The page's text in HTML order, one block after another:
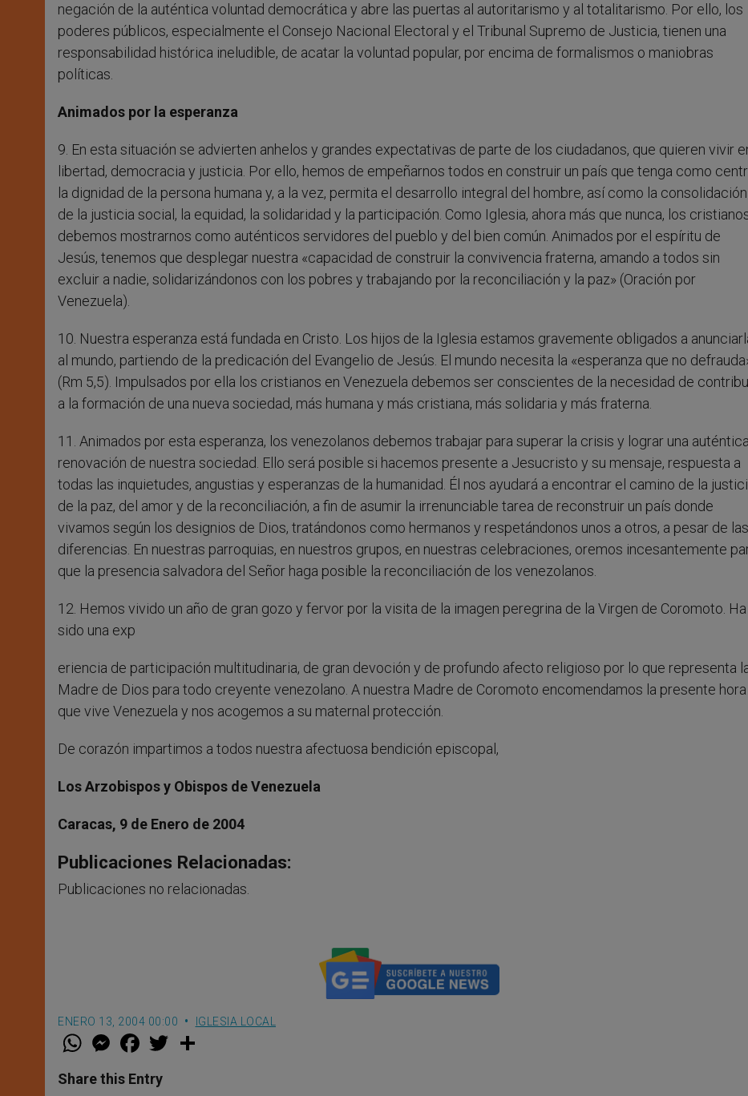
negación de la auténtica voluntad democrática y abre las puertas al autoritarismo y al totalitarismo. Por ello, los
poderes públicos, especialmente el Consejo Nacional Electoral y el Tribunal Supremo de Justicia, tienen una
responsabilidad histórica ineludible, de acatar la voluntad popular, por encima de formalismos o maniobras
políticas.
Animados por la esperanza
9. En esta situación se advierten anhelos y grandes expectativas de parte de los ciudadanos, que quieren vivir
libertad, democracia y justicia. Por ello, hemos de empeñarnos todos en construir un país que tenga como
la dignidad de la persona humana y, a la vez, permita el desarrollo integral del hombre, así como la consolidación
de la justicia social, la equidad, la solidaridad y la participación. Como Iglesia, ahora más que nunca, los
debemos mostrarnos como auténticos servidores del pueblo y del bien común. Animados por el espíritu de
Jesús, tenemos que desplegar nuestra «capacidad de construir la convivencia fraterna, amando a todos sin
excluir a nadie, solidarizándonos con los pobres y trabajando por la reconciliación y la paz» (Oración por
Venezuela).
10. Nuestra esperanza está fundada en Cristo. Los hijos de la Iglesia estamos gravemente obligados a
al mundo, partiendo de la predicación del Evangelio de Jesús. El mundo necesita la «esperanza que no
(Rm 5,5). Impulsados por ella los cristianos en Venezuela debemos ser conscientes de la necesidad de
a la formación de una nueva sociedad, más humana y más cristiana, más solidaria y más fraterna.
11. Animados por esta esperanza, los venezolanos debemos trabajar para superar la crisis y lograr una auténtica
renovación de nuestra sociedad. Ello será posible si hacemos presente a Jesucristo y su mensaje, respuesta a
todas las inquietudes, angustias y esperanzas de la humanidad. Él nos ayudará a encontrar el camino de la
de la paz, del amor y de la reconciliación, a fin de asumir la irrenunciable tarea de reconstruir un país donde
vivamos según los designios de Dios, tratándonos como hermanos y respetándonos unos a otros, a pesar de las
diferencias. En nuestras parroquias, en nuestros grupos, en nuestras celebraciones, oremos incesantemente
que la presencia salvadora del Señor haga posible la reconciliación de los venezolanos.
12. Hemos vivido un año de gran gozo y fervor por la visita de la imagen peregrina de la Virgen de Coromoto. Ha
sido una exp
eriencia de participación multitudinaria, de gran devoción y de profundo afecto religioso por lo que representa
Madre de Dios para todo creyente venezolano. A nuestra Madre de Coromoto encomendamos la presente hora
que vive Venezuela y nos acogemos a su maternal protección.
De corazón impartimos a todos nuestra afectuosa bendición episcopal,
Los Arzobispos y Obispos de Venezuela
Caracas, 9 de Enero de 2004
Publicaciones Relacionadas:
Publicaciones no relacionadas.
ENERO 13, 2004 00:00 IGLESIA LOCAL
W
t
s
M
e
s
e
F
a
e
b
w
Share this Entry